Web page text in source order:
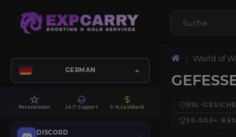
GERMAN
Rezensionen 24/7 Support 5 % Cashback
DISCORD
World of
SSL-
30.000+